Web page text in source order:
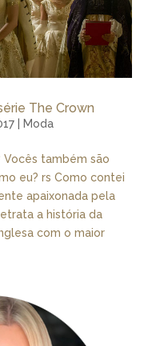
The Crown
| Moda
Vocês também são
eu? rs Como contei
apaixonada pela
a história da
com o maior